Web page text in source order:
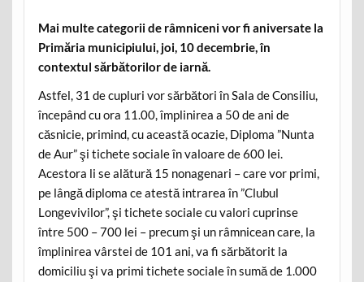
Mai multe categorii de râmniceni vor fi aniversate la
Primăria municipiului, joi, 10 decembrie, în
contextul sărbătorilor de iarnă.
Astfel, 31 de cupluri vor sărbători în Sala de Consiliu,
începând cu ora 11.00, împlinirea a 50 de ani de
căsnicie, primind, cu această ocazie, Diploma ”Nunta
de Aur” şi tichete sociale în valoare de 600 lei.
Acestora li se alătură 15 nonagenari – care vor primi,
pe lângă diploma ce atestă intrarea în ”Clubul
Longevivilor”, şi tichete sociale cu valori cuprinse
între 500 – 700 lei – precum şi un râmnicean care, la
împlinirea vârstei de 101 ani, va fi sărbătorit la
domiciliu şi va primi tichete sociale în sumă de 1.000